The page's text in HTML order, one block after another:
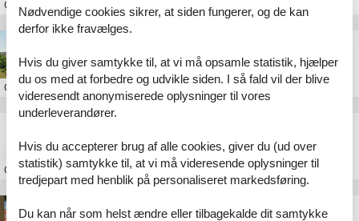
OmÆrø
OmÆrø
OmÆrø
Sommerhus i Ærøskøbing
Nødvendige cookies sikrer, at siden fungerer, og de kan
derfor ikke fravælges.
Hvis du giver samtykke til, at vi må opsamle statistik, hjælper
du os med at forbedre og udvikle siden. I så fald vil der blive
videresendt anonymiserede oplysninger til vores
underleverandører.
Hvis du accepterer brug af alle cookies, giver du (ud over
statistik) samtykke til, at vi må videresende oplysninger til
tredjepart med henblik på personaliseret markedsføring.
Du kan når som helst ændre eller tilbagekalde dit samtykke